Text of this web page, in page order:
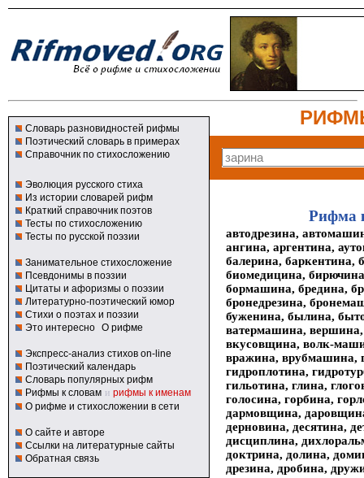
Словарь разновидностей рифмы
Поэтический словарь в примерах
Справочник по стихосложению
Эволюция русского стиха
Из истории словарей рифм
Краткий справочник поэтов
Тесты по стихосложению
Тесты по русской поэзии
Занимательное стихосложение
Псевдонимы в поэзии
Цитаты и афоризмы о поэзии
Литературно-поэтический юмор
Стихи о поэтах и поэзии
Это интересно О рифме
Экспресс-анализ стихов on-line
Поэтический календарь
Словарь популярных рифм
Рифмы к словам и рифмы к именам
О рифме и стихосложении в сети
О сайте и авторе
Ссылки на литературные сайты
Обратная связь
Рифма
автодрезина,
ангина, аргентина,
балерина, баркентина,
биомедицина,
бормашина, бредина,
бронедрезина,
буженина, былина,
ватермашина,
вкусовщина, волк-
вражина, врубмашина,
гидроплотина,
гильотина, глина,
голосина, горбина,
дармовщина,
дерновина, десятина,
дисциплина,
доктрина, долина,
дрезина, дробина,